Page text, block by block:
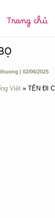
Trang chủ
| 02/06/2025
Việt TÊN ĐI